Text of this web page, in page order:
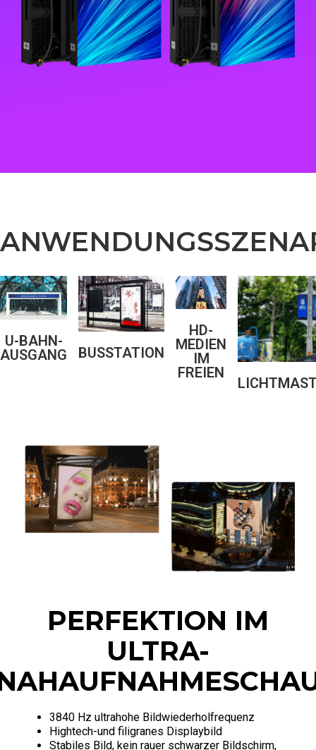
U-BAHN-
AUSGANG
BUSSTATION
HD-
MEDIEN
IM
FREIEN
PERFEKTION IM
ULTRA-
3840 Hz ultrahohe Bildwiederholfrequenz
Hightech-und filigranes Displaybild
Stabiles Bild, kein rauer schwarzer Bildschirm,